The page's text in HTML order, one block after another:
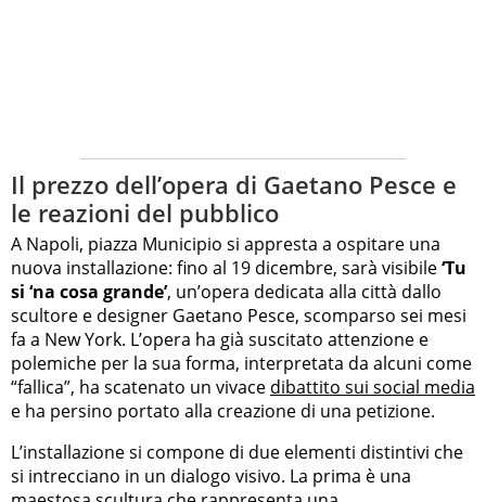
Il prezzo dell’opera di Gaetano Pesce e
le reazioni del pubblico
A Napoli, piazza Municipio si appresta a ospitare una
nuova installazione: fino al 19 dicembre, sarà visibile‘Tu
si ‘na cosa grande’, un’opera dedicata alla città dallo
scultore e designer Gaetano Pesce, scomparso sei mesi
fa a New York. L’opera ha già suscitato attenzione e
polemiche per la sua forma, interpretata da alcuni come
“fallica”, ha scatenato un vivace dibattito sui social media
e ha persino portato alla creazione di una petizione.
L’installazione si compone di due elementi distintivi che
si intrecciano in un dialogo visivo. La prima è una